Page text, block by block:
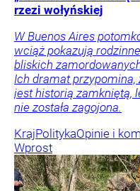
rzezi wołyńskiej
W Buenos Aires
wciąż pokazują
bliskich
Ich dramat przypomina,
jest historią zamkniętą,
nie została zagojona.
KrajPolitykaOpinie i
Wprost